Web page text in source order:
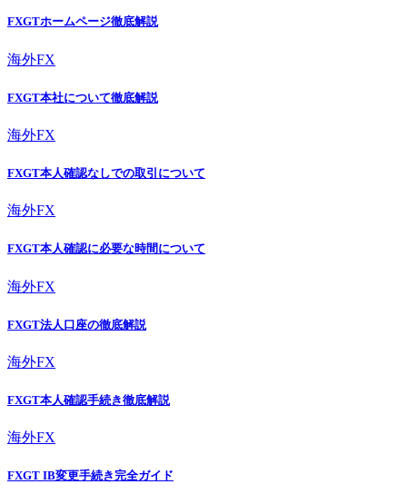
FXGTホームページ徹底解説
海外FX
FXGT本社について徹底解説
海外FX
FXGT本人確認なしでの取引について
海外FX
FXGT本人確認に必要な時間について
海外FX
FXGT法人口座の徹底解説
海外FX
FXGT本人確認手続き徹底解説
海外FX
FXGT IB変更手続き完全ガイド